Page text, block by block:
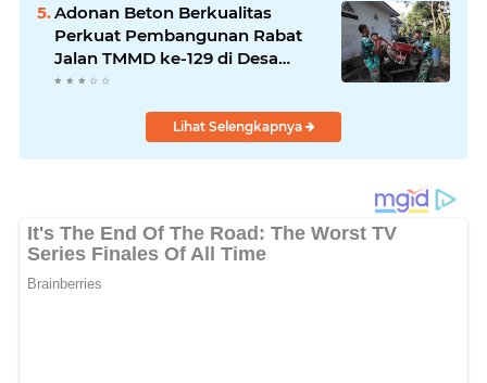
Adonan Beton Berkualitas
Perkuat Pembangunan Rabat
Jalan TMMD ke-129 di Desa
Ledoktempuro
Lihat Selengkapnya